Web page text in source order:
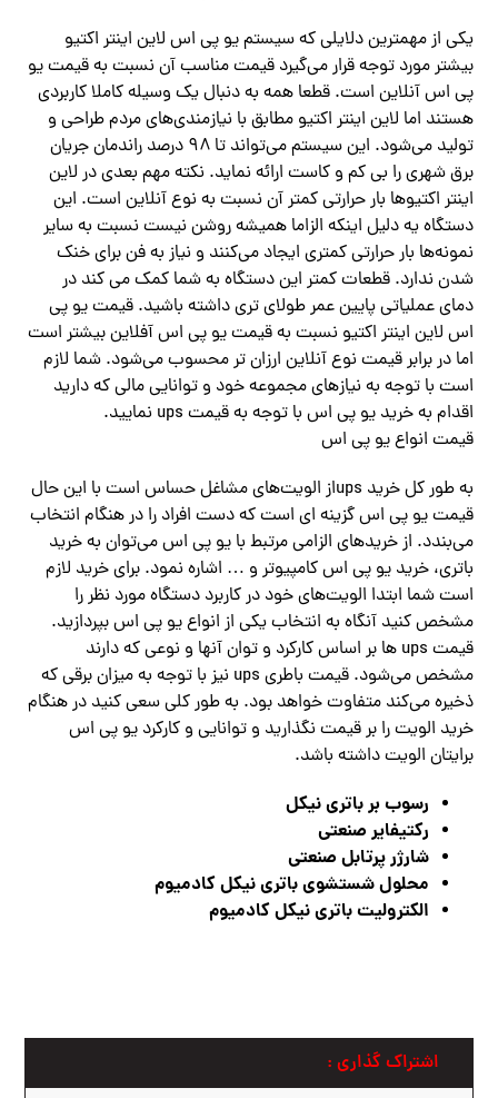
یکی از مهمترین دلایلی که سیستم یو پی اس لاین اینتر اکتیو
بیشتر مورد توجه قرار‌ می‌گیرد قیمت مناسب آن نسبت به قیمت یو
پی اس آنلاین است. قطعا همه به دنبال یک وسیله کاملا کاربردی
هستند اما لاین اینتر اکتیو مطابق با نیازمندی‌های مردم طراحی و
تولید‌ می‌شود. این سیستم‌ می‌تواند تا ۹۸ درصد راندمان جریان
برق شهری را بی کم و کاست ارائه نماید. نکته مهم بعدی در لاین
اینتر اکتیوها بار حرارتی کمتر آن نسبت به نوع آنلاین است. این
دستگاه یه دلیل اینکه الزاما همیشه روشن نیست نسبت به سایر
نمونه‌ها بار حرارتی کمتری ایجاد‌ می‌کنند و نیاز به فن برای خنک
شدن ندارد. قطعات کمتر این دستگاه به شما کمک می کند در
دمای عملیاتی پایین عمر طولای تری داشته باشید. قیمت یو پی
اس لاین اینتر اکتیو نسبت به قیمت یو پی اس آفلاین بیشتر است
اما در برابر قیمت نوع آنلاین ارزان تر محسوب‌ می‌شود. شما لازم
است با توجه به نیازهای مجموعه خود و توانایی مالی که دارید
اقدام به خرید یو پی اس با توجه به قیمت ups نمایید.
قیمت انواع یو پی اس
به طور کل خرید upsاز الویت‌های مشاغل حساس است با این حال
قیمت یو پی اس گزینه ای است که دست افراد را در هنگام انتخاب‌
می‌بندد. از خریدهای الزامی مرتبط با یو پی اس‌ می‌توان به خرید
باتری، خرید یو پی اس کامپیوتر و … اشاره نمود. برای خرید لازم
است شما ابتدا الویت‌های خود در کاربرد دستگاه مورد نظر را
مشخص کنید آنگاه به انتخاب یکی از انواع یو پی اس بپردازید.
قیمت ups‌ ها بر اساس کارکرد و توان آنها و نوعی که دارند
مشخص‌ می‌شود. قیمت باطری ups نیز با توجه به میزان برقی که
ذخیره‌ می‌کند متفاوت خواهد بود. به طور کلی سعی کنید در هنگام
خرید الویت را بر قیمت نگذارید و توانایی و کارکرد یو پی اس
برایتان الویت داشته باشد.
رسوب بر باتری نیکل
رکتیفایر صنعتی
شارژر پرتابل صنعتی
محلول شستشوی باتری نیکل کادمیوم
الکترولیت باتری نیکل کادمیوم